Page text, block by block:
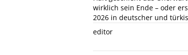
wirklich sein Ende – oder
2026 in deutscher und
editor